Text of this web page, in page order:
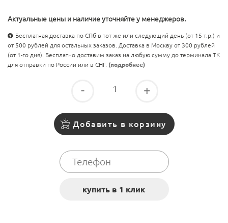
Актуальные цены и наличие уточняйте у менеджеров.
Бесплатная доставка по СПб в тот же или следующий день (от 15 т.р.) и
от 500 рублей для остальных заказов. Доставка в Москву от 300 рублей
(от 1-го дня). Бесплатно доставим заказ на любую сумму до терминала ТК
для отправки по России или в СНГ. (подробнее)
- +
Добавить в корзину